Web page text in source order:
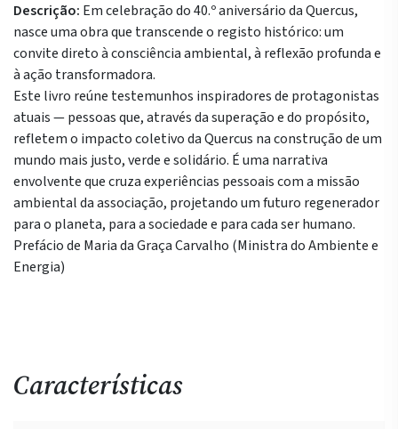
Descrição: Em celebração do 40.º aniversário da Quercus,
nasce uma obra que transcende o registo histórico: um
convite direto à consciência ambiental, à reflexão profunda e
à ação transformadora.
Este livro reúne testemunhos inspiradores de protagonistas
atuais — pessoas que, através da superação e do propósito,
refletem o impacto coletivo da Quercus na construção de um
mundo mais justo, verde e solidário. É uma narrativa
envolvente que cruza experiências pessoais com a missão
ambiental da associação, projetando um futuro regenerador
para o planeta, para a sociedade e para cada ser humano.
Prefácio de Maria da Graça Carvalho (Ministra do Ambiente e
Energia)
Características